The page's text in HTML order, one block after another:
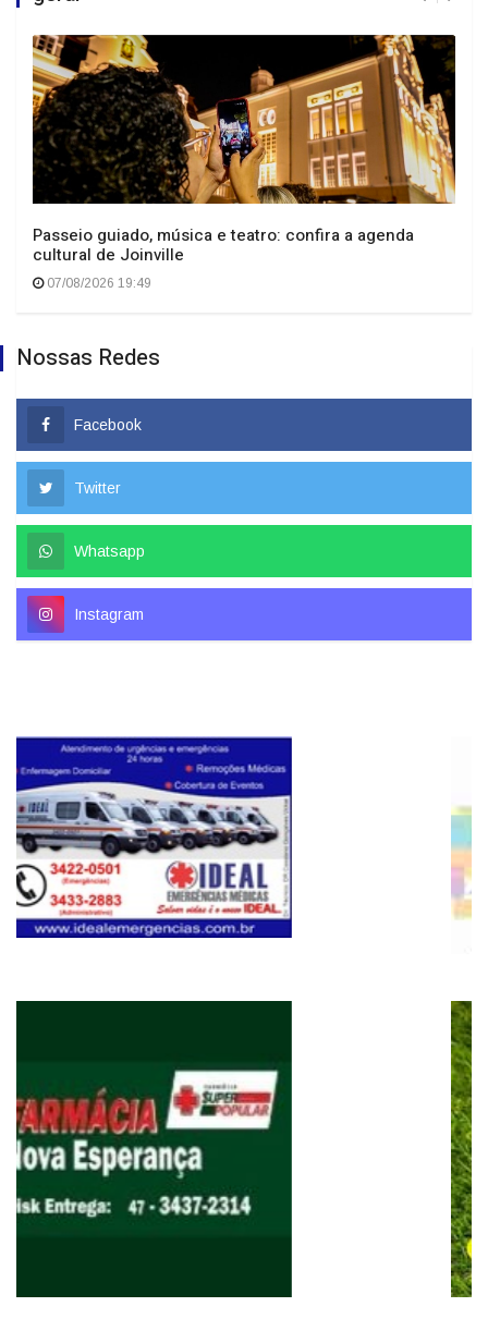
Passeio guiado, música e teatro: confira a agenda
cultural de Joinville
07/08/2026 19:49
Nossas Redes
Facebook
Twitter
Whatsapp
Instagram